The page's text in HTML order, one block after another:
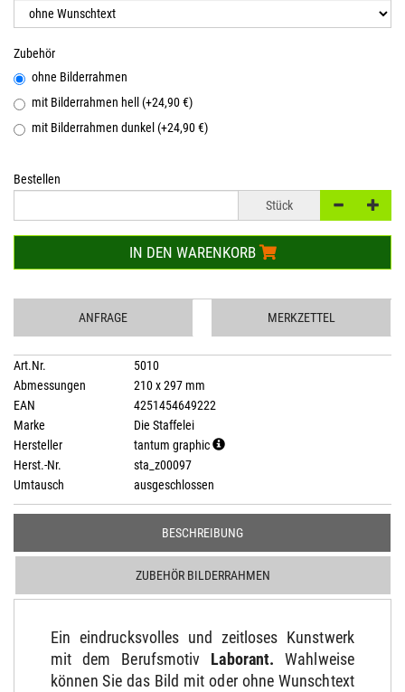
Zubehör
ohne Bilderrahmen
mit Bilderrahmen hell (+24,90 €)
mit Bilderrahmen dunkel (+24,90 €)
Bestellen
Stück
IN DEN WARENKORB
ANFRAGE MERKZETTEL
Art.Nr.
5010
Abmessungen
210 x 297 mm
EAN
4251454649222
Marke
Die Staffelei
Hersteller
tantum graphic
Herst.-Nr.
sta_z00097
Umtausch
ausgeschlossen
BESCHREIBUNG
ZUBEHÖR BILDERRAHMEN
Ein eindrucksvolles und zeitloses Kunstwerk
mit dem Berufsmotiv Laborant. Wahlweise
können Sie das Bild mit oder ohne Wunschtext